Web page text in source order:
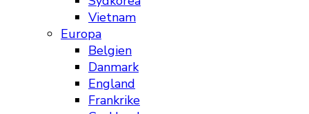
Vietnam
Europa
Belgien
Danmark
England
Frankrike